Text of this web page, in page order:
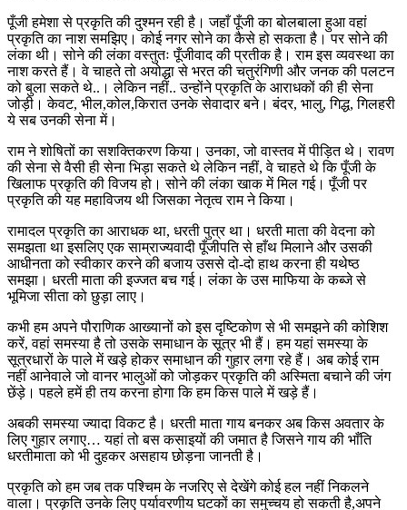
पूँजी हमेशा से प्रकृति की दुश्मन रही है। जहाँ पूँजी का बोलबाला हुआ वहां
प्रकृति का नाश समझिए। कोई नगर सोने का कैसे हो सकता है। पर सोने की
लंका थी। सोने की लंका वस्तुतः पूँजीवाद की प्रतीक है। राम इस व्यवस्था का
नाश करते हैं। वे चाहते तो अयोद्धा से भरत की चतुरंगिणी और जनक की पलटन
को बुला सकते थे..। लेकिन नहीं.. उन्होंने प्रकृति के आराधकों की ही सेना
जोड़ी। केवट, भील,कोल,किरात उनके सेवादार बने। बंदर, भालु, गिद्ध, गिलहरी
ये सब उनकी सेना में।
राम ने शोषितों का सशक्तिकरण किया। उनका, जो वास्तव में पीड़ित थे। रावण
की सेना से वैसी ही सेना भिड़ा सकते थे लेकिन नहीं, वे चाहते थे कि पूँजी के
खिलाफ प्रकृति की विजय हो। सोने की लंका खाक में मिल गई। पूँजी पर
प्रकृति की यह महाविजय थी जिसका नेतृत्व राम ने किया।
रामादल प्रकृति का आराधक था, धरती पुत्र था। धरती माता की वेदना को
समझता था इसलिए एक साम्राज्यवादी पूँजीपति से हाँथ मिलाने और उसकी
आधीनता को स्वीकार करने की बजाय उससे दो-दो हाथ करना ही यथेष्ठ
समझा। धरती माता की इज्जत बच गई। लंका के उस माफिया के कब्जे से
भूमिजा सीता को छुड़ा लाए।
कभी हम अपने पौराणिक आख्यानों को इस दृष्टिकोण से भी समझने की कोशिश
करें, वहां समस्या है तो उसके समाधान के सूत्र भी हैं। हम यहां समस्या के
सूत्रधारों के पाले में खड़े होकर समाधान की गुहार लगा रहे हैं। अब कोई राम
नहीं आनेवाले जो वानर भालुओं को जोड़कर प्रकृति की अस्मिता बचाने की जंग
छेंड़े। पहले हमें ही तय करना होगा कि हम किस पाले में खड़े हैं।
अबकी समस्या ज्यादा विकट है। धरती माता गाय बनकर अब किस अवतार के
लिए गुहार लगाए… यहां तो बस कसाइयों की जमात है जिसने गाय की भाँति
धरतीमाता को भी दुहकर असहाय छोड़ना जानती है।
प्रकृति को हम जब तक पश्चिम के नजरिए से देखेंगे कोई हल नहीं निकलने
वाला। प्रकृति उनके लिए पर्यावरणीय घटकों का समुच्चय हो सकती है,अपने